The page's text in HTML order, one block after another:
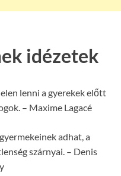
idézetek
lenni a gyerekek előtt
– Maxime Lagacé
adhat, a
szárnyai. – Denis